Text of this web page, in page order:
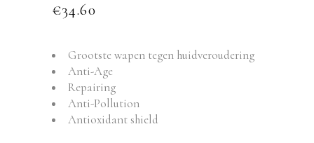
€34.60
Grootste wapen tegen huidveroudering
Anti-Age
Repairing
Anti-Pollution
Antioxidant shield